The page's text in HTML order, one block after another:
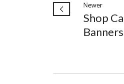
Newer
Shop